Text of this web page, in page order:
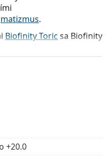
.
Biofinity Toric sa Biofinity
rozsahu parametrov
vo väčšom rozsahu
používateľom tieto
geometria
+20.0